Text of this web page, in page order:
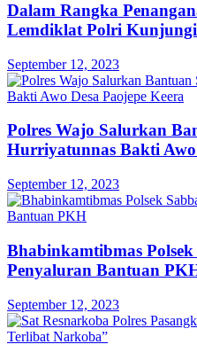
Dalam Rangka
Lemdiklat Polri Kunjungi
September 12, 2023
Polres Wajo Salurkan
Hurriyatunnas Bakti Awo
September 12, 2023
Bhabinkamtibmas
Penyaluran Bantuan
September 12, 2023